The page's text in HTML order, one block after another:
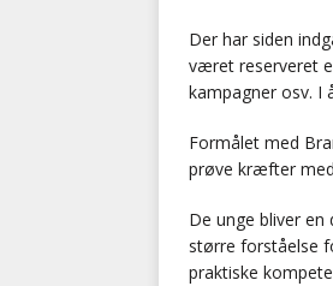
Der har siden
været reserveret
kampagner osv. I
Formålet med
prøve kræfter
De unge bliver
større forståelse
praktiske